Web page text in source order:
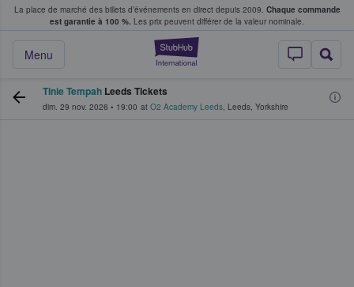
La place de marché des billets d’événements en direct depuis 2009. Chaque commande
est garantie à 100 %. Les prix peuvent différer de la valeur nominale.
StubHub - Où
Menu
fans achètent et vendent des billets
Tinie Tempah Leeds Tickets
dim. 29 nov. 2026 • 19:00 at O2 Academy Leeds, Leeds, Yorkshire